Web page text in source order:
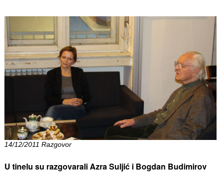
14/12/2011 Razgovor
U tinelu su razgovarali Azra Suljić i Bogdan Budimirov